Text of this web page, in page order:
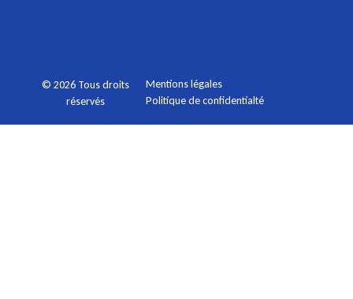
© 2026 Tous droits
réservés
Mentions légales
Politique de confidentialté